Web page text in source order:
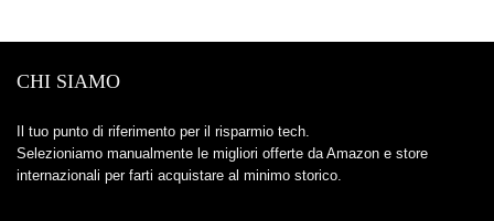
CHI SIAMO
Il tuo punto di riferimento per il risparmio tech.
Selezioniamo manualmente le migliori offerte da Amazon e store
internazionali per farti acquistare al minimo storico.